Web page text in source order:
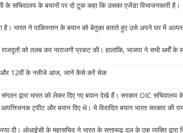
सचिवालय के बयानों पर दो टूक कहा कि उसका एजेंडा विभाजनकारी है।
भारत ने पाकिस्तान के बयान को बेतुका बताते हुए उसे अपने घर में
को तलब कर नाराजगी प्रकट की। हालांकि, भाजपा ने सभी धर्मों के
और 12वीं के नतीजे आज, जानें कैसे करें चेक
द्वारा भारत को लेकर दिए गए बयान देखे हैं। सरकार OIC सचिवालय
ट्वीट और बयान दिए थे। ये विवादित बयान भारत सरकार की
दी। ओआईसी के महासचिव ने भारत के सत्तारूढ़ दल के एक व्यक्ति द्वारा